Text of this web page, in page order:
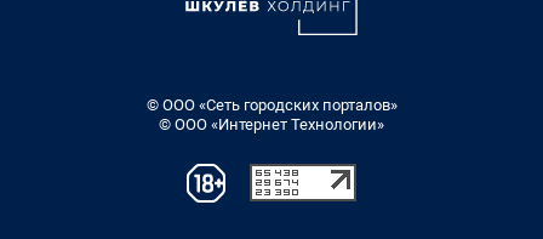
© ООО «Сеть городских порталов»
© ООО «Интернет Технологии»